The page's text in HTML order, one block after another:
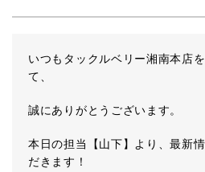
いつもタックルベリー湘南本店
て、
誠にありがとうございます。
本日の担当【山下】より、最新
だきます！